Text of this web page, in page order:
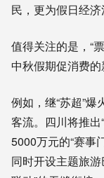
民，更为假日经济
值得关注的是，“
中秋假期促消费的
例如，继“苏超”爆
客流。四川将推出
5000万元的“赛事
同时开设主题旅